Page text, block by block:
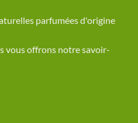
parfumées d'origine
vous offrons notre savoir-